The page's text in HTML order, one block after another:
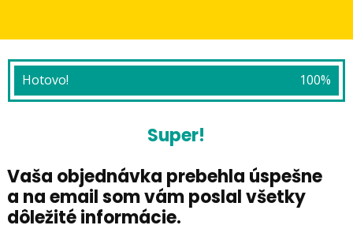
Hotovo! 100%
Super!
Vaša objednávka prebehla úspešne
a na email som vám poslal všetky
dôležité informácie.